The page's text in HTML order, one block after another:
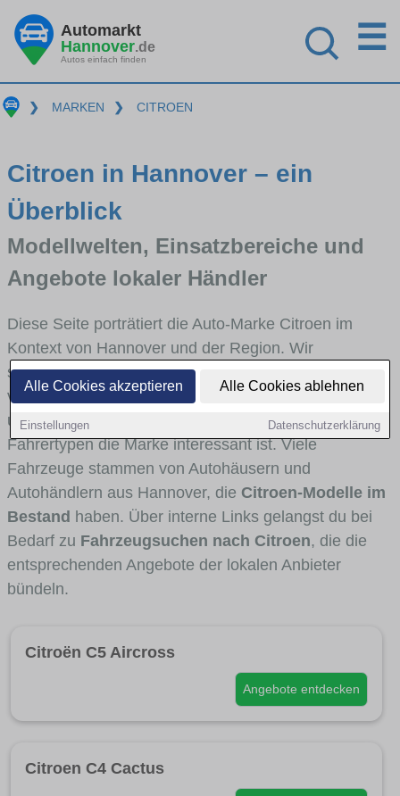
Alle Cookies akzeptieren Alle Cookies ablehnen
Einstellungen Datenschutzerklärung
Automarkt
Hannover.de
Autos einfach finden
☰
❯ MARKEN ❯ CITROEN
Citroen in Hannover – ein
Überblick
Modellwelten, Einsatzbereiche und
Angebote lokaler Händler
Diese Seite porträtiert die Auto-Marke Citroen im
Kontext von Hannover und der Region. Wir
skizzieren, in welchen Fahrzeugklassen Citroen stark
vertreten ist, welche Modellreihen häufig im Stadt-
und Umlandverkehr zu sehen sind und für welche
Fahrertypen die Marke interessant ist. Viele
Fahrzeuge stammen von Autohäusern und
Autohändlern aus Hannover, die Citroen-Modelle im
Bestand haben. Über interne Links gelangst du bei
Bedarf zu Fahrzeugsuchen nach Citroen, die die
entsprechenden Angebote der lokalen Anbieter
bündeln.
Citroën C5 Aircross
Angebote entdecken
Citroen C4 Cactus